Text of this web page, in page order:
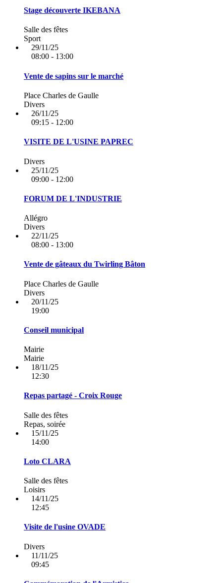
Stage découverte IKEBANA
Salle des fêtes
Sport
29/11/25
08:00 - 13:00
Vente de sapins sur le marché
Place Charles de Gaulle
Divers
26/11/25
09:15 - 12:00
VISITE DE L'USINE PAPREC
Divers
25/11/25
09:00 - 12:00
FORUM DE L'INDUSTRIE
Allégro
Divers
22/11/25
08:00 - 13:00
Vente de gâteaux du Twirling Bâton
Place Charles de Gaulle
Divers
20/11/25
19:00
Conseil municipal
Mairie
Mairie
18/11/25
12:30
Repas partagé - Croix Rouge
Salle des fêtes
Repas, soirée
15/11/25
14:00
Loto CLARA
Salle des fêtes
Loisirs
14/11/25
12:45
Visite de l'usine OVADE
Divers
11/11/25
09:45